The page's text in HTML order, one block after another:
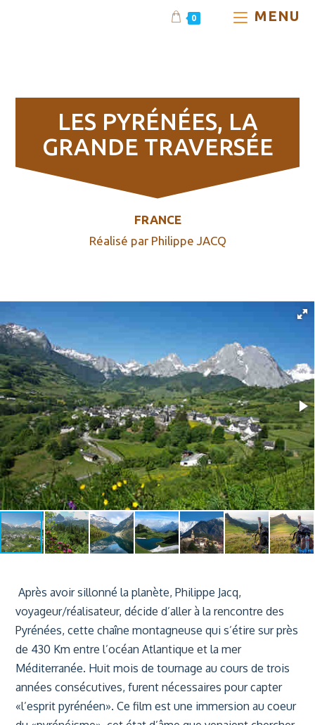
0 MENU
LES PYRÉNÉES, LA
GRANDE TRAVERSÉE
FRANCE
Réalisé par Philippe JACQ
Après avoir sillonné la planète, Philippe Jacq,
voyageur/réalisateur, décide d’aller à la rencontre des
Pyrénées, cette chaîne montagneuse qui s’étire sur près
de 430 Km entre l’océan Atlantique et la mer
Méditerranée. Huit mois de tournage au cours de trois
années consécutives, furent nécessaires pour capter
«l’esprit pyrénéen». Ce film est une immersion au coeur